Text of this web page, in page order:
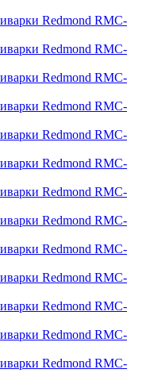
Redmond RMC-
Redmond RMC-
Redmond RMC-
Redmond RMC-
Redmond RMC-
Redmond RMC-
Redmond RMC-
Redmond RMC-
Redmond RMC-
Redmond RMC-
Redmond RMC-
Redmond RMC-
Redmond RMC-